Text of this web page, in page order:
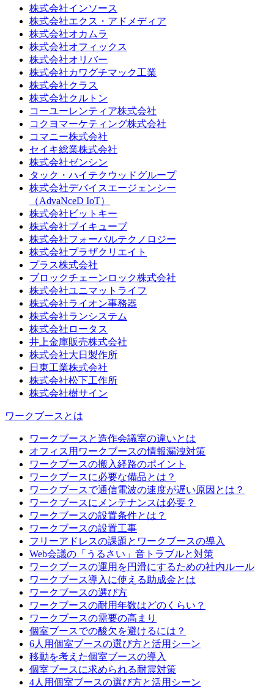
株式会社インソース
株式会社エクス・アドメディア
株式会社オカムラ
株式会社オフィックス
株式会社オリバー
株式会社カワグチマック工業
株式会社クラス
株式会社クルトン
コーユーレンティア株式会社
コクヨマーケティング株式会社
コマニー株式会社
セイキ総業株式会社
株式会社ゼンシン
タック・ハイテクウッドグループ
株式会社デバイスエージェンシー
（AdvaNceD IoT）
株式会社ビットキー
株式会社ブイキューブ
株式会社フォーバルテクノロジー
株式会社プラザクリエイト
プラス株式会社
ブロックチェーンロック株式会社
株式会社ユニマットライフ
株式会社ライオン事務器
株式会社ランシステム
株式会社ロータス
井上金庫販売株式会社
株式会社大日製作所
日東工業株式会社
株式会社松下工作所
株式会社樹サイン
ワークブースとは
ワークブースと造作会議室の違いとは
オフィス用ワークブースの情報漏洩対策
ワークブースの搬入経路のポイント
ワークブースに必要な備品とは？
ワークブースで通信電波の速度が遅い原因とは？
ワークブースにメンテナンスは必要？
ワークブースの設置条件とは？
ワークブースの設置工事
フリーアドレスの課題とワークブースの導入
Web会議の「うるさい」音トラブルと対策
ワークブースの運用を円滑にするための社内ルール
ワークブース導入に使える助成金とは
ワークブースの選び方
ワークブースの耐用年数はどのくらい？
ワークブースの需要の高まり
個室ブースでの酸欠を避けるには？
6人用個室ブースの選び方と活用シーン
移動を考えた個室ブースの導入
個室ブースに求められる耐震対策
4人用個室ブースの選び方と活用シーン